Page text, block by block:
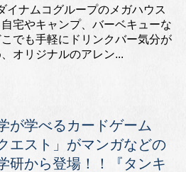
イナムコグループのメガハウス
宅やキャンプ、バーベキューな
こでも手軽にドリンクバー気分が
オリジナルのアレン...
が学べるカードゲーム
エスト」がマンガなどの
研から登場！！『タンキ